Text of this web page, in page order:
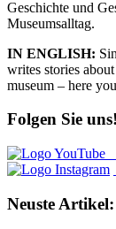
Geschichte und
Museumsalltag.
IN ENGLISH:
writes stories
museum – here
Folgen Sie uns!
Neuste Artikel: